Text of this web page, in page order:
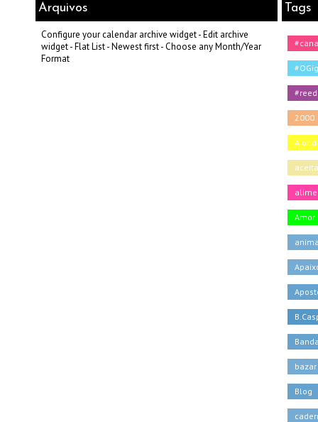
Arquivos
Configure your calendar archive widget - Edit archive
widget - Flat List - Newest first - Choose any Month/Year
Format
Tags
2000
A
Amor
bazar
Blog